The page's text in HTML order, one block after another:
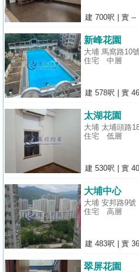
手
冊
關
於
我
們
建 700呎 實 --
新峰花園
大埔 馬窩路10
住宅
中層
建 578呎 實
太湖花園
大埔 太埔頭路
住宅
低層
建 530呎 實
大埔中心
大埔 安邦路9號
住宅
高層
建 483呎 實
翠屏花園